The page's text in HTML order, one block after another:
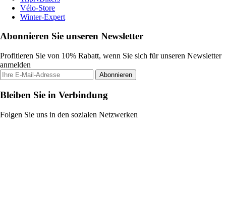
Vélo-Store
Winter-Expert
Abonnieren Sie unseren Newsletter
Profitieren Sie von 10% Rabatt, wenn Sie sich für unseren Newsletter
anmelden
Abonnieren
Bleiben Sie in Verbindung
Folgen Sie uns in den sozialen Netzwerken